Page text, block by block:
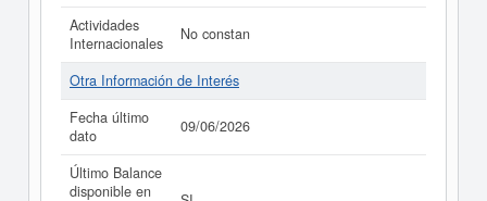
Actividades
Internacionales
No constan
Otra Información de Interés
Fecha último
dato
09/06/2026
Último Balance
disponible en